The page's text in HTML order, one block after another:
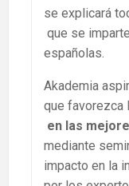
se explicará
que se
españolas.
Akademia
que favorezca
en las
mediante
impacto en la